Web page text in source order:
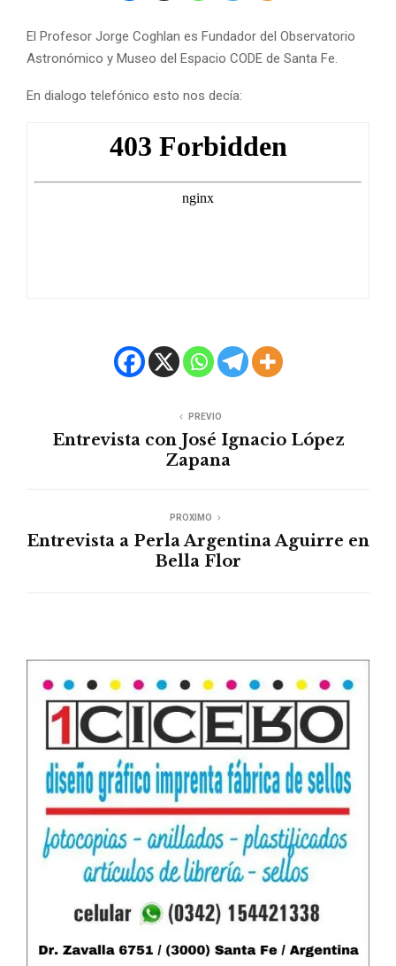
El Profesor Jorge Coghlan es Fundador del Observatorio
Astronómico y Museo del Espacio CODE de Santa Fe.
En dialogo telefónico esto nos decía:
PREVIO
Entrevista con José Ignacio López
Zapana
PROXIMO
Entrevista a Perla Argentina Aguirre en
Bella Flor